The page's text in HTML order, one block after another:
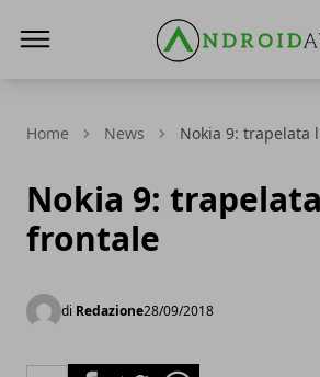
Home News Nokia 9: trapelata
Nokia 9:
frontale
di Redazione28/09/2018